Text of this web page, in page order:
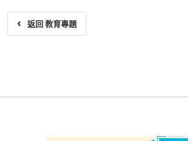
返回 教育專題